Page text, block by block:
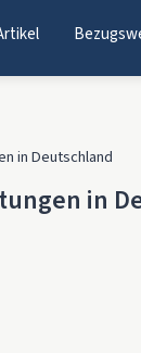
in Deutschland
in